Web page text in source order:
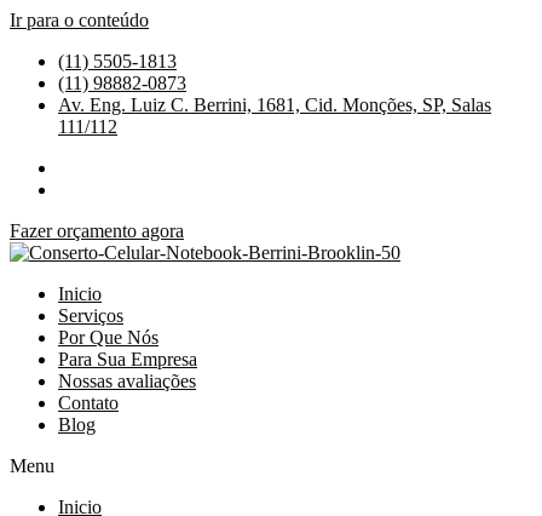
Ir para o conteúdo
(11) 5505-1813
(11) 98882-0873
Av. Eng. Luiz C. Berrini, 1681, Cid. Monções, SP, Salas
111/112
Fazer orçamento agora
Inicio
Serviços
Por Que Nós
Para Sua Empresa
Nossas avaliações
Contato
Blog
Menu
Inicio